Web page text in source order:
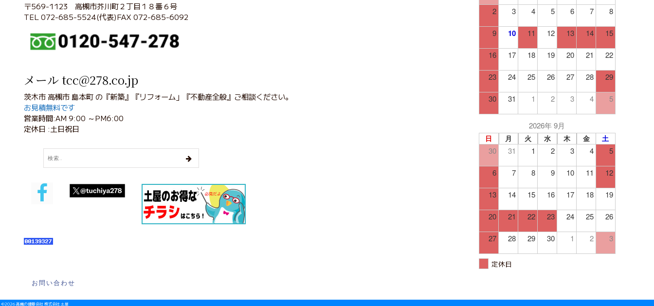
〒569-1123 高槻市芥川町２丁目１８番６号
TEL 072-685-5524(代表)FAX 072-685-6092
メール tcc@278.co.jp
茨木市 高槻市 島本町 の『新築』『リフォーム」『不動産全般』ご相談ください。
お見積無料です
営業時間:AM 9:00 ～PM6:00
定休日 :土日祝日
2 3 4 5 6 7 8
9 10 11 12 13 14 15
16 17 18 19 20 21 22
23 24 25 26 27 28 29
30 31 1 2 3 4 5
2026年 9月
日 月 火 水 木 金 土
30 31 1 2 3 4 5
6 7 8 9 10 11 12
13 14 15 16 17 18 19
20 21 22 23 24 25 26
27 28 29 30 1 2 3
定休日
お問い合わせ
©2026 高槻の建築会社 株式会社 土屋